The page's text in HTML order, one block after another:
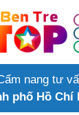
nang tư
phố Hồ Chí